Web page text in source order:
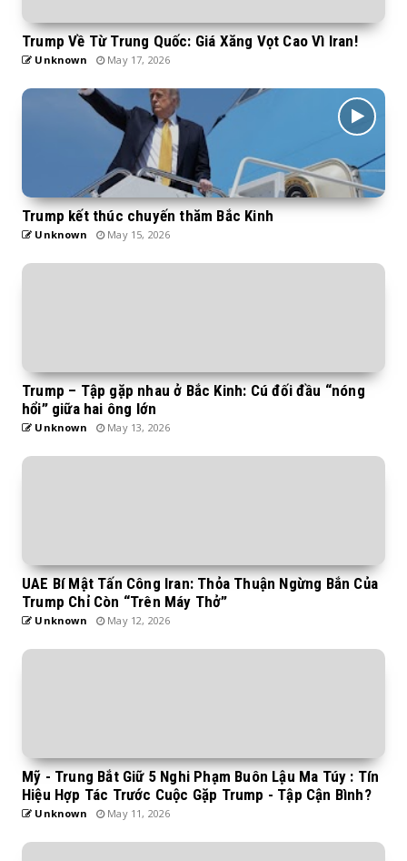
Trump Về Từ Trung Quốc: Giá Xăng Vọt Cao Vì Iran!
Unknown May 17, 2026
Trump kết thúc chuyến thăm Bắc Kinh
Unknown May 15, 2026
Trump – Tập gặp nhau ở Bắc Kinh: Cú đối đầu “nóng
hổi” giữa hai ông lớn
Unknown May 13, 2026
UAE Bí Mật Tấn Công Iran: Thỏa Thuận Ngừng Bắn Của
Trump Chỉ Còn “Trên Máy Thở”
Unknown May 12, 2026
Mỹ - Trung Bắt Giữ 5 Nghi Phạm Buôn Lậu Ma Túy : Tín
Hiệu Hợp Tác Trước Cuộc Gặp Trump - Tập Cận Bình?
Unknown May 11, 2026